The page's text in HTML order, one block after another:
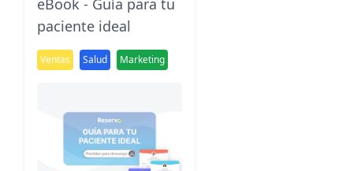
eBook - Guía para tu
paciente ideal
Ventas Salud Marketing